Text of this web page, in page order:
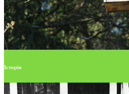
Історія